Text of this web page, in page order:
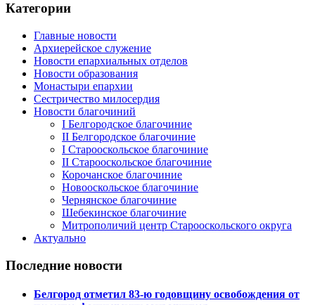
Категории
Главные новости
Архиерейское служение
Новости епархиальных отделов
Новости образования
Монастыри епархии
Сестричество милосердия
Новости благочиний
I Белгородское благочиние
II Белгородское благочиние
I Старооскольское благочиние
II Старооскольское благочиние
Корочанское благочиние
Новооскольское благочиние
Чернянское благочиние
Шебекинское благочиние
Митрополичий центр Старооскольского округа
Актуально
Последние новости
Белгород отметил 83-ю годовщину освобождения от